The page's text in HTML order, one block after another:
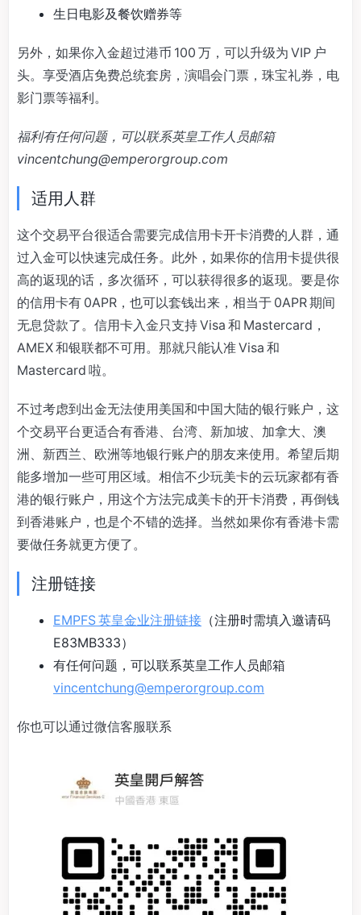
生日电影及餐饮赠券等
另外，如果你入金超过港币 100 万，可以升级为 VIP 户
头。享受酒店免费总统套房，演唱会门票，珠宝礼券，电
影门票等福利。
福利有任何问题，可以联系英皇工作人员邮箱
vincentchung@emperorgroup.com
适用人群
这个交易平台很适合需要完成信用卡开卡消费的人群，通
过入金可以快速完成任务。此外，如果你的信用卡提供很
高的返现的话，多次循环，可以获得很多的返现。要是你
的信用卡有 0APR，也可以套钱出来，相当于 0APR 期间
无息贷款了。信用卡入金只支持 Visa 和 Mastercard，
AMEX 和银联都不可用。那就只能认准 Visa 和
Mastercard 啦。
不过考虑到出金无法使用美国和中国大陆的银行账户，这
个交易平台更适合有香港、台湾、新加坡、加拿大、澳
洲、新西兰、欧洲等地银行账户的朋友来使用。希望后期
能多增加一些可用区域。相信不少玩美卡的云玩家都有香
港的银行账户，用这个方法完成美卡的开卡消费，再倒钱
到香港账户，也是个不错的选择。当然如果你有香港卡需
要做任务就更方便了。
注册链接
EMPFS 英皇金业注册链接 （注册时需填入邀请码
E83MB333）
有任何问题，可以联系英皇工作人员邮箱
vincentchung@emperorgroup.com
你也可以通过微信客服联系